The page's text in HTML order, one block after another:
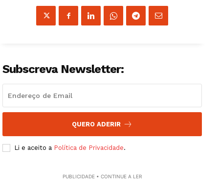
Subscreva Newsletter:
QUERO ADERIR
Li e aceito a Política de Privacidade.
PUBLICIDADE • CONTINUE A LER